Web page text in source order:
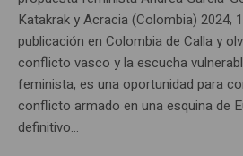
Katakrak y Acracia (Colombia) 2024,
publicación en Colombia de Calla y
conflicto vasco y la escucha
feminista, es una oportunidad para
conflicto armado en una esquina de
definitivo...